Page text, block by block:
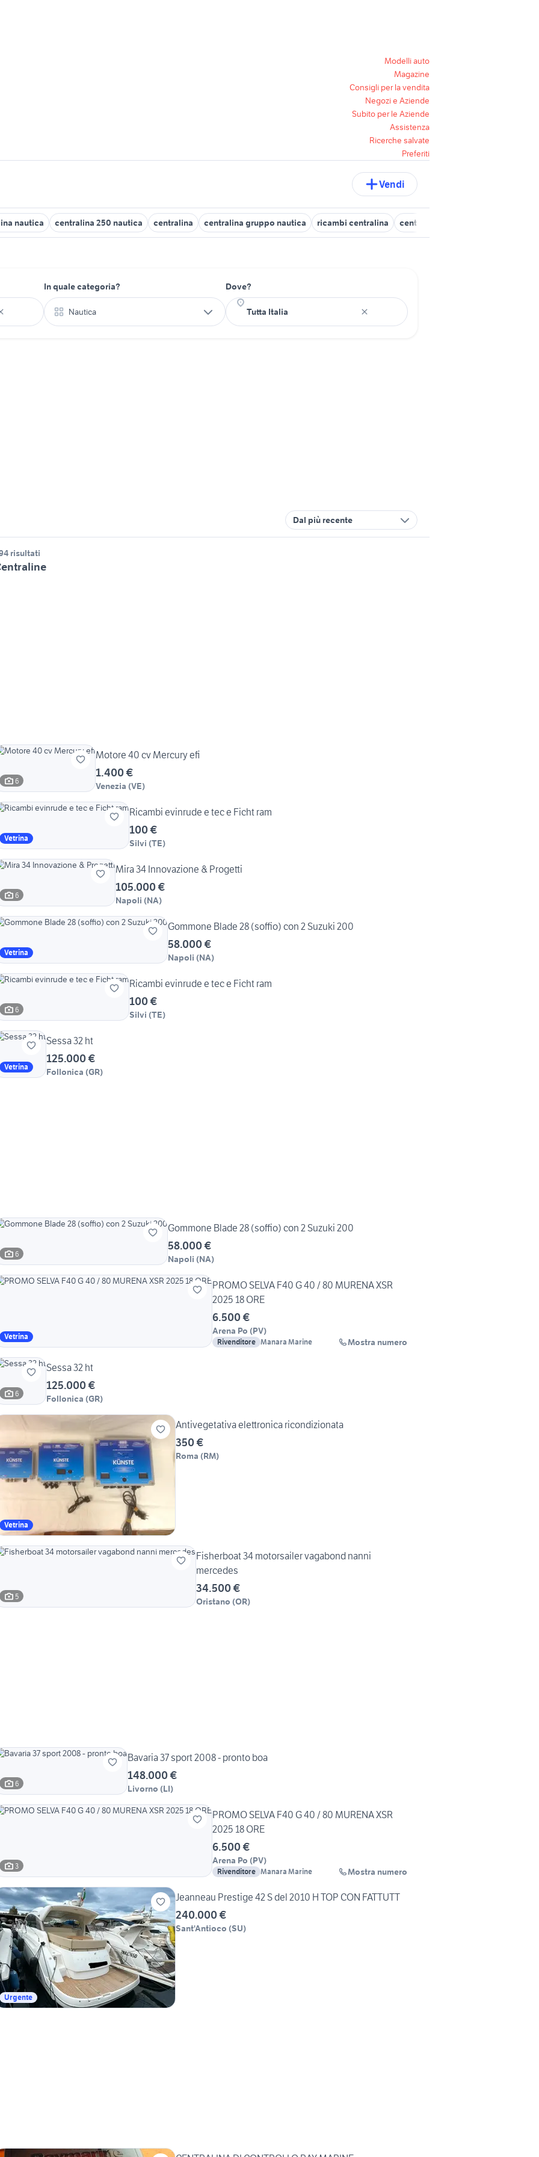
Modelli auto
Magazine
Consigli per la vendita
Negozi e Aziende
Subito per le Aziende
Assistenza
Ricerche salvate
Preferiti
Vendi
nautica centralina 250 nautica centralina centralina gruppo nautica ricambi centralina centralina mercury nautica
In quale categoria?
Nautica
Dove?
Dal più recente
risultati
6
Motore 40 cv Mercury efi
1.400 €
Venezia (VE)
Vetrina
Ricambi evinrude e tec e Ficht ram
100 €
Silvi (TE)
6
Mira 34 Innovazione & Progetti
105.000 €
Napoli (NA)
Vetrina
Gommone Blade 28 (soffio) con 2 Suzuki 200
58.000 €
Napoli (NA)
6
Ricambi evinrude e tec e Ficht ram
100 €
Silvi (TE)
Vetrina
Sessa 32 ht
125.000 €
Follonica (GR)
6
Gommone Blade 28 (soffio) con 2 Suzuki 200
58.000 €
Napoli (NA)
Vetrina
PROMO SELVA F40 G 40 / 80 MURENA XSR
2025 18 ORE
6.500 €
Arena Po (PV)
Rivenditore Manara Marine Mostra numero
6
Sessa 32 ht
125.000 €
Follonica (GR)
Vetrina
Antivegetativa elettronica ricondizionata
350 €
Roma (RM)
5
Fisherboat 34 motorsailer vagabond nanni
mercedes
34.500 €
Oristano (OR)
6
Bavaria 37 sport 2008 - pronto boa
148.000 €
Livorno (LI)
3
PROMO SELVA F40 G 40 / 80 MURENA XSR
2025 18 ORE
6.500 €
Arena Po (PV)
Rivenditore Manara Marine Mostra numero
Urgente
Jeanneau Prestige 42 S del 2010 H TOP CON FATTUTT
240.000 €
Sant'Antioco (SU)